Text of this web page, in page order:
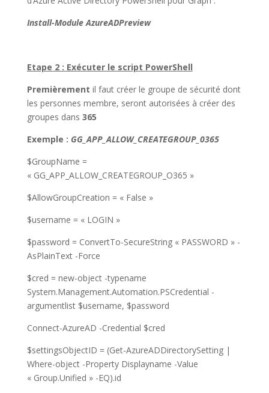
Install-Module AzureADPreview
Etape 2 : Exécuter le script PowerShell
Premièrement il faut créer le groupe de sécurité dont
les personnes membre, seront autorisées à créer des
groupes dans 365
Exemple : GG_APP_ALLOW_CREATEGROUP_0365
$GroupName =
« GG_APP_ALLOW_CREATEGROUP_O365 »
$AllowGroupCreation = « False »
$username = « LOGIN »
$password = ConvertTo-SecureString « PASSWORD » -
AsPlainText -Force
$cred = new-object -typename
System.Management.Automation.PSCredential -
argumentlist $username, $password
Connect-AzureAD -Credential $cred
$settingsObjectID = (Get-AzureADDirectorySetting |
Where-object -Property Displayname -Value
« Group.Unified » -EQ).id